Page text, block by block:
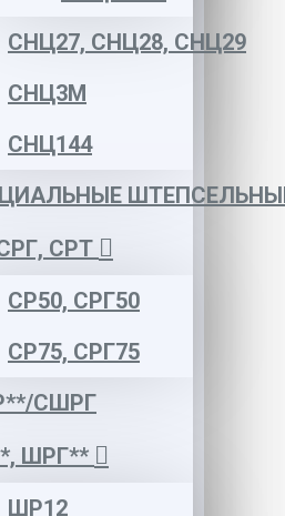
СНЦ27, СНЦ28, СНЦ29
СНЦ3М
СНЦ144
СРТ
СР50, СРГ50
СР75, СРГ75
СШРГ
ШРГ**
ШР12